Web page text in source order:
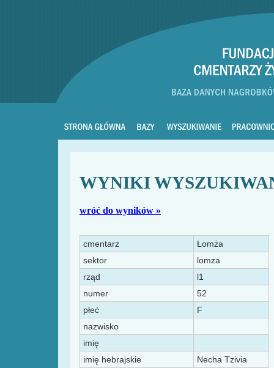
WYNIKI
wróć do wyników »
cmentarz
Łomża
sektor
lomza
rząd
l1
numer
52
płeć
F
nazwisko
imię
imię hebrajskie
Necha Tzivia